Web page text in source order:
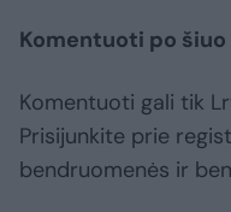
Komentuoti po
Komentuoti gali tik
Prisijunkite prie
bendruomenės ir